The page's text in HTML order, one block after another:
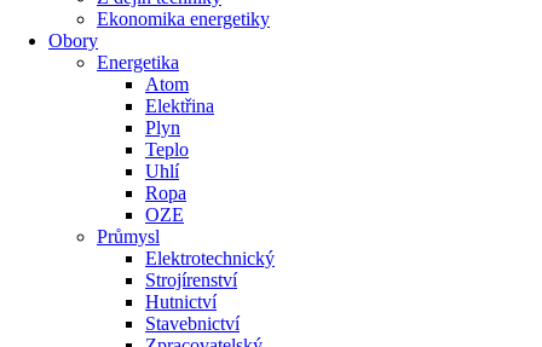
Ekonomika energetiky
Obory
Energetika
Atom
Elektřina
Plyn
Teplo
Uhlí
Ropa
OZE
Průmysl
Elektrotechnický
Strojírenství
Hutnictví
Stavebnictví